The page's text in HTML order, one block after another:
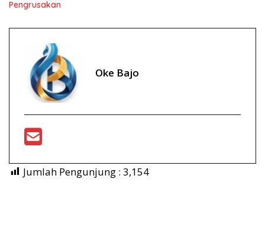
Pengrusakan
Oke Bajo
Jumlah Pengunjung : 3,154